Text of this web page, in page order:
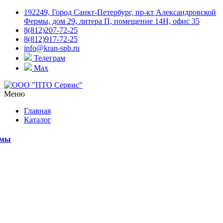
192249, Город Санкт-Петербург, пр-кт Александровской
Фермы, дом 29, литера П, помещение 14Н, офис 35
8(812)207-72-25
8(812)917-72-25
info@kran-spb.ru
Телеграм
Max
Меню
Главная
Каталог